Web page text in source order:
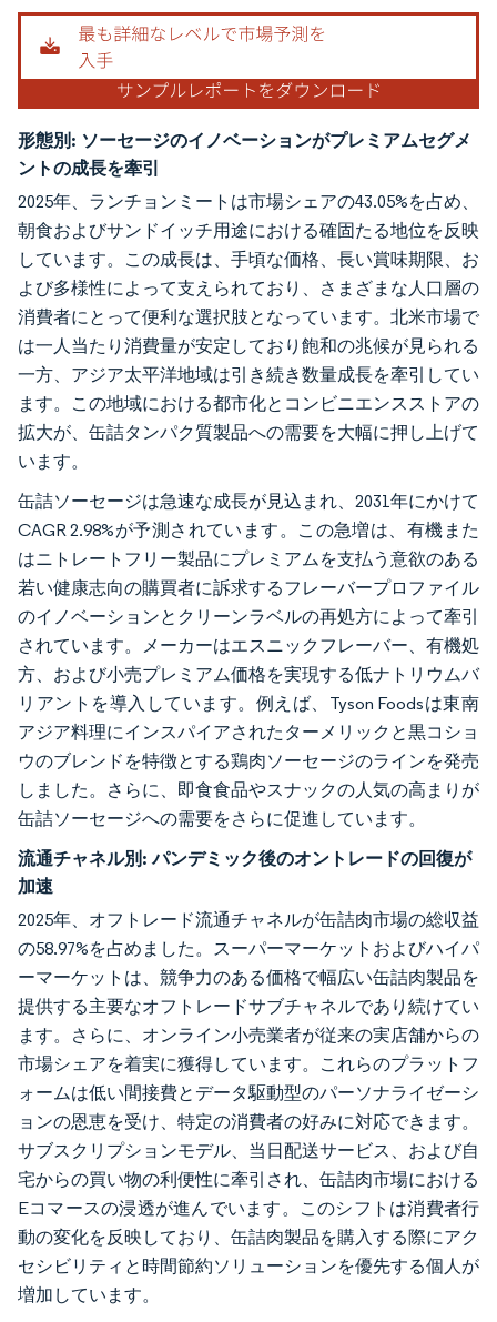
形態別: ソーセージのイノベーションがプレミアムセグメ
ントの成長を牽引
2025年、ランチョンミートは市場シェアの43.05%を占め、
朝食およびサンドイッチ用途における確固たる地位を反映
しています。この成長は、手頃な価格、長い賞味期限、お
よび多様性によって支えられており、さまざまな人口層の
消費者にとって便利な選択肢となっています。北米市場で
は一人当たり消費量が安定しており飽和の兆候が見られる
一方、アジア太平洋地域は引き続き数量成長を牽引してい
ます。この地域における都市化とコンビニエンスストアの
拡大が、缶詰タンパク質製品への需要を大幅に押し上げて
います。
缶詰ソーセージは急速な成長が見込まれ、2031年にかけて
CAGR 2.98%が予測されています。この急増は、有機また
はニトレートフリー製品にプレミアムを支払う意欲のある
若い健康志向の購買者に訴求するフレーバープロファイル
のイノベーションとクリーンラベルの再処方によって牽引
されています。メーカーはエスニックフレーバー、有機処
方、および小売プレミアム価格を実現する低ナトリウムバ
リアントを導入しています。例えば、Tyson Foodsは東南
アジア料理にインスパイアされたターメリックと黒コショ
ウのブレンドを特徴とする鶏肉ソーセージのラインを発売
しました。さらに、即食食品やスナックの人気の高まりが
缶詰ソーセージへの需要をさらに促進しています。
流通チャネル別: パンデミック後のオントレードの回復が
加速
2025年、オフトレード流通チャネルが缶詰肉市場の総収益
の58.97%を占めました。スーパーマーケットおよびハイパ
ーマーケットは、競争力のある価格で幅広い缶詰肉製品を
提供する主要なオフトレードサブチャネルであり続けてい
ます。さらに、オンライン小売業者が従来の実店舗からの
市場シェアを着実に獲得しています。これらのプラットフ
ォームは低い間接費とデータ駆動型のパーソナライゼーシ
ョンの恩恵を受け、特定の消費者の好みに対応できます。
サブスクリプションモデル、当日配送サービス、および自
宅からの買い物の利便性に牽引され、缶詰肉市場における
Eコマースの浸透が進んでいます。このシフトは消費者行
動の変化を反映しており、缶詰肉製品を購入する際にアク
セシビリティと時間節約ソリューションを優先する個人が
増加しています。